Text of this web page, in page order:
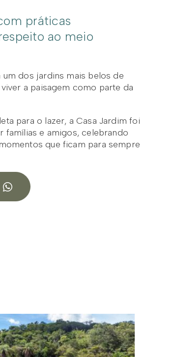
práticas
ao meio
um dos jardins mais belos de
a paisagem como parte da
para o lazer, a Casa Jardim foi
famílias e amigos, celebrando
que ficam para sempre